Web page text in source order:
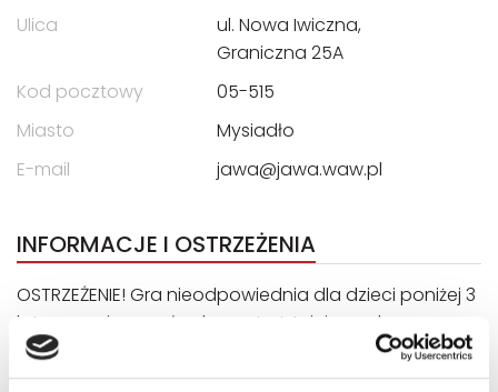
Ulica
ul. Nowa Iwiczna,
Graniczna 25A
Kod pocztowy
05-515
Miasto
Mysiadło
E-mail
jawa@jawa.waw.pl
INFORMACJE I OSTRZEŻENIA
OSTRZEŻENIE! Gra nieodpowiednia dla dzieci poniżej 3
lat z uwagi na małe elementy. Istnieje ryzyko
zadławienia. Niestosowanie się do zalecanych
środków ostrożności może prowadzić do uszczerbku